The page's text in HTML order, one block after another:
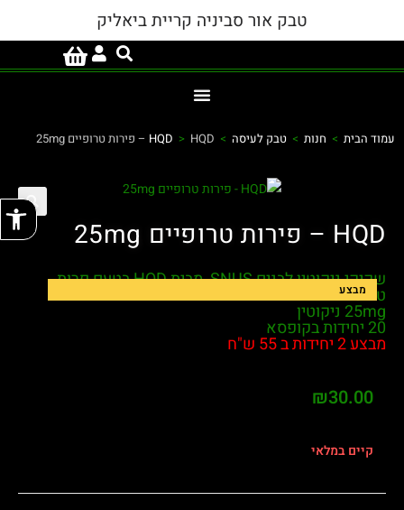
טבק אור סביניה קריית ביאליק
עמוד הבית > חנות > טבק לעיסה >
HQD > HQD – פירות טרופיים 25mg
מבצע
HQD – פירות טרופיים 25mg
שקיקי ניקוטין לבניםSNUS מבית HQD בטעם פרות
טרופיים
25mg ניקוטין
20 יחידות בקופסא
מבצע 2 יחידות ב 55 ש"ח
₪30.00
קיים במלאי